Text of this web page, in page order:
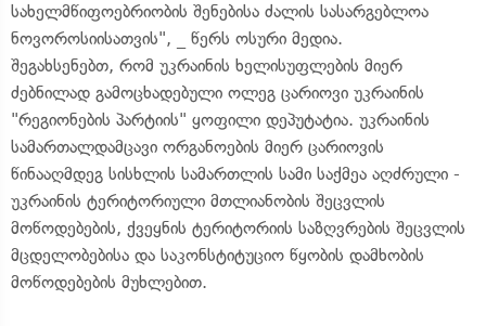
სახელმწიფოებრიობის შენებისა ძალის სასარგებლოა
ნოვოროსიისათვის", _ წერს ოსური მედია.
შეგახსენებთ, რომ უკრაინის ხელისუფლების მიერ
ძებნილად გამოცხადებული ოლეგ ცარიოვი უკრაინის
"რეგიონების პარტიის" ყოფილი დეპუტატია. უკრაინის
სამართალდამცავი ორგანოების მიერ ცარიოვის
წინააღმდეგ სისხლის სამართლის სამი საქმეა აღძრული -
უკრაინის ტერიტორიული მთლიანობის შეცვლის
მოწოდებების, ქვეყნის ტერიტორიის საზღვრების შეცვლის
მცდელობებისა და საკონსტიტუციო წყობის დამხობის
მოწოდებების მუხლებით.